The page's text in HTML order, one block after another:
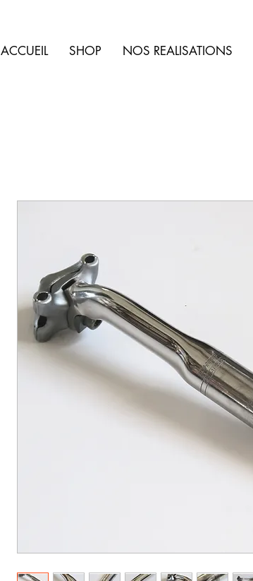
ACCUEIL SHOP NOS REALISATIONS